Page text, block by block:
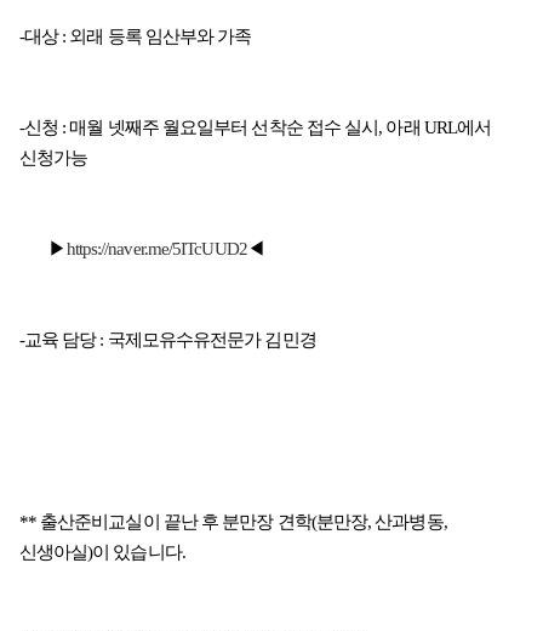
-대상 : 외래 등록 임산부와 가족
-신청 : 매월 넷째주 월요일부터 선착순 접수 실시, 아래 URL에서
신청가능
▶https://naver.me/5ITcUUD2◀
-교육 담당 : 국제모유수유전문가 김민경
** 출산준비교실이 끝난 후 분만장 견학(분만장, 산과병동,
신생아실)이 있습니다.